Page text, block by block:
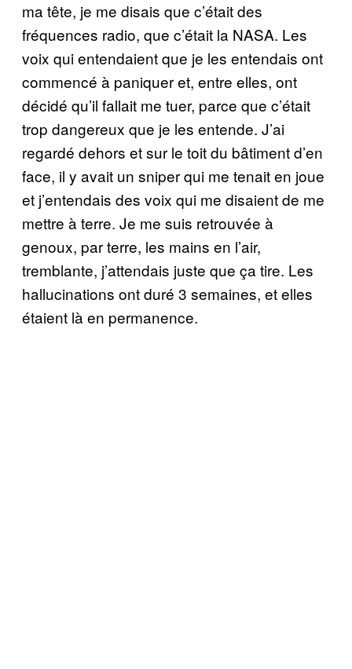
ma tête, je me disais que c’était des
fréquences radio, que c’était la NASA. Les
voix qui entendaient que je les entendais ont
commencé à paniquer et, entre elles, ont
décidé qu’il fallait me tuer, parce que c’était
trop dangereux que je les entende. J’ai
regardé dehors et sur le toit du bâtiment d’en
face, il y avait un sniper qui me tenait en joue
et j’entendais des voix qui me disaient de me
mettre à terre. Je me suis retrouvée à
genoux, par terre, les mains en l’air,
tremblante, j’attendais juste que ça tire. Les
hallucinations ont duré 3 semaines, et elles
étaient là en permanence.